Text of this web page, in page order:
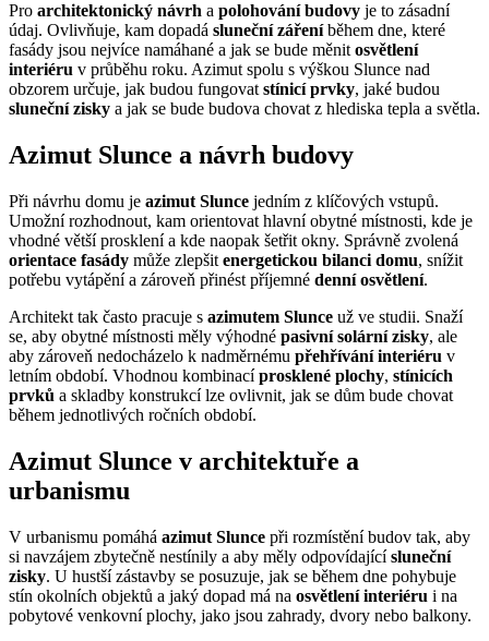
Pro architektonický návrh a polohování budovy je to zásadní
údaj. Ovlivňuje, kam dopadá sluneční zářeníběhem dne, které
fasády jsou nejvíce namáhané a jak se bude měnit osvětlení
interiéru v průběhu roku. Azimut spolu s výškou Slunce nad
obzorem určuje, jak budou fungovat stínicí prvky, jaké budou
sluneční zisky a jak se bude budova chovat z hlediska tepla a světla.
Azimut Slunce a návrh budovy
Při návrhu domu je azimut Slunce jedním z klíčových vstupů.
Umožní rozhodnout, kam orientovat hlavní obytné místnosti, kde je
vhodné větší prosklení a kde naopak šetřit okny. Správně zvolená
orientace fasády může zlepšit energetickou bilanci domu, snížit
potřebu vytápění a zároveň přinést příjemné denní osvětlení.
Architekt tak často pracuje s azimutem Slunce už ve studii. Snaží
se, aby obytné místnosti měly výhodné pasivní solární zisky, ale
aby zároveň nedocházelo k nadměrnému přehřívání interiéru v
letním období. Vhodnou kombinacíprosklené plochy, stínicích
prvků a skladby konstrukcí lze ovlivnit, jak se dům bude chovat
během jednotlivých ročních období.
Azimut Slunce v architektuře a
urbanismu
V urbanismu pomáhá azimut Slunce při rozmístění budov tak, aby
si navzájem zbytečně nestínily a aby měly odpovídajícísluneční
zisky. U hustší zástavby se posuzuje, jak se během dne pohybuje
stín okolních objektů a jaký dopad má na osvětlení interiéru i na
pobytové venkovní plochy, jako jsou zahrady, dvory nebo balkony.